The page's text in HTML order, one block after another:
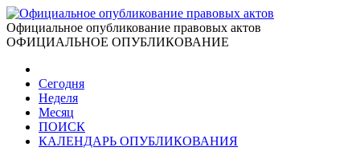
Официальное опубликование правовых актов
ОФИЦИАЛЬНОЕ ОПУБЛИКОВАНИЕ
Сегодня
Неделя
Месяц
ПОИСК
КАЛЕНДАРЬ ОПУБЛИКОВАНИЯ